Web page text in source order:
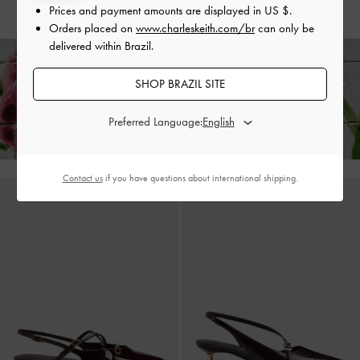
US$59.00 US$66.00
Aproveite o envio padrão grátisem todas as encomendas com gasto mín. e
devoluções sem percalçosdentro de 30 dias após a receção da sua
encomenda*
Prices and payment amounts are displayed in US $.
Orders placed on www.charleskeith.com/brcan only be
delivered within Brazil.
SHOP BRAZIL SITE
Preferred Language:
Contact usif you have questions about international shipping.